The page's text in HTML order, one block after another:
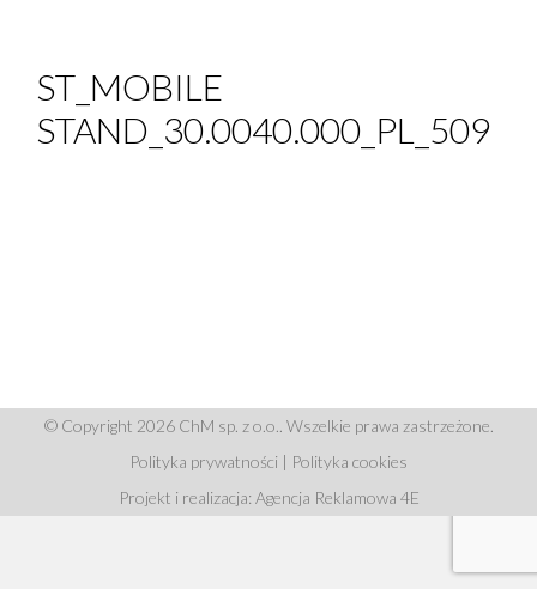
ST_MOBILE
STAND_30.0040.000_PL_509
© Copyright 2026 ChM sp. z o.o.. Wszelkie prawa zastrzeżone.
Polityka prywatności | Polityka cookies
Projekt i realizacja: Agencja Reklamowa 4E